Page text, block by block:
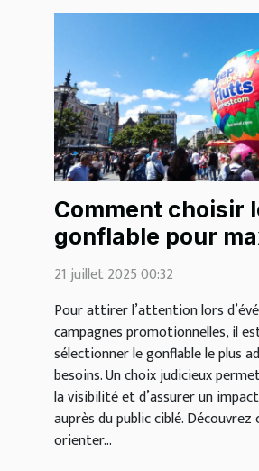
Comment choisir
gonflable pour
votre visibilité?
21 juillet 2025 00:32
Pour attirer l’attention lors
campagnes promotionnelles, il
sélectionner le gonflable le plus
besoins. Un choix judicieux
la visibilité et d’assurer un
auprès du public ciblé.
orienter...